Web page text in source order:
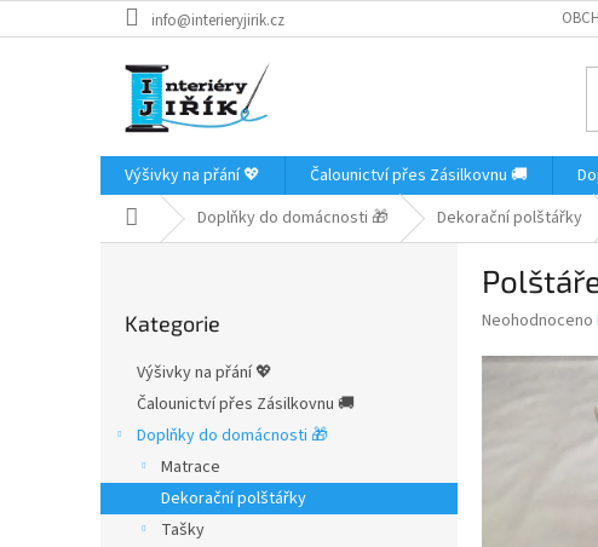
na
info@interieryjirik.cz
Výšivky na přání 💖 Čalounictví přes Zásilkovnu 🚚
Domů Doplňky do domácnosti 🎁 Dekorační polštářky
a
kategorie
Kategorie
Výšivky na přání 💖
Čalounictví přes Zásilkovnu 🚚
Doplňky do domácnosti 🎁
Matrace
Dekorační polštářky
Tašky
Průměrné
produktu
Neohodnoceno